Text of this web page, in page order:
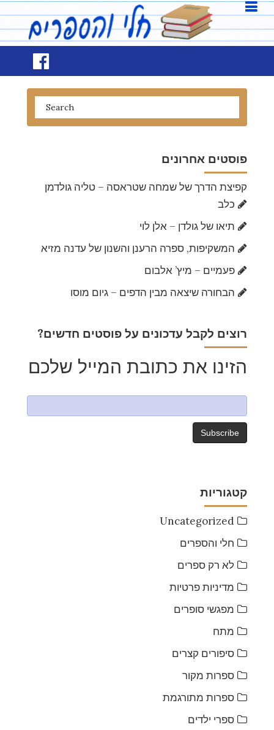
פוסטים אחרונים
קפיצת הדרך של שמחה שטראסה – טליה גולדמן
כלב
תיאו של גולדן – אלן לוי
המשקיפות, ספרה הרענן והשנון של עדנה מזיא
פעמיים – מיץ’ אלבום
הבחורה שיצאה מבין הדפים – גיום מוסו
?רוצים לקבל עדכונים על פוסטים חדשים
הזינו את כתובת המייל שלכם
קטגוריות
Uncategorized
חלי והספרים
לא רק ספרים
מדיניות פרטיות
מפגשי סופרים
מתח
סיפורים קצרים
ספרות מקור
ספרות מתורגמת
ספרי ילדים